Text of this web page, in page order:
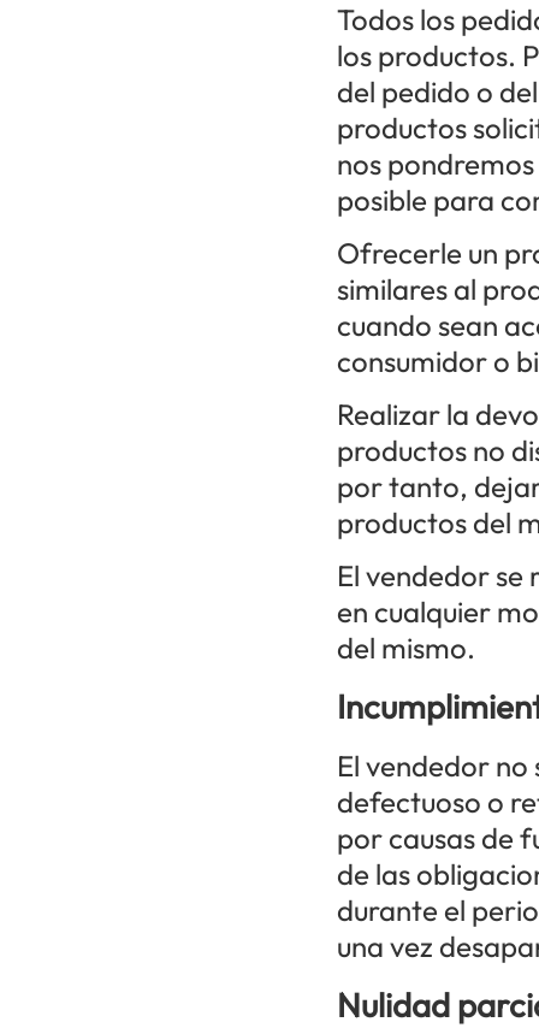
Todos los
los productos.
del pedido o
productos
nos
posible para
Ofrecerle un
similares al
cuando sean
consumidor o
Realizar la
productos no
por tanto,
productos del
El vendedor
en cualquier
del mismo.
El vendedor
defectuoso o
por causas de
de las
durante el
una vez
Nulidad